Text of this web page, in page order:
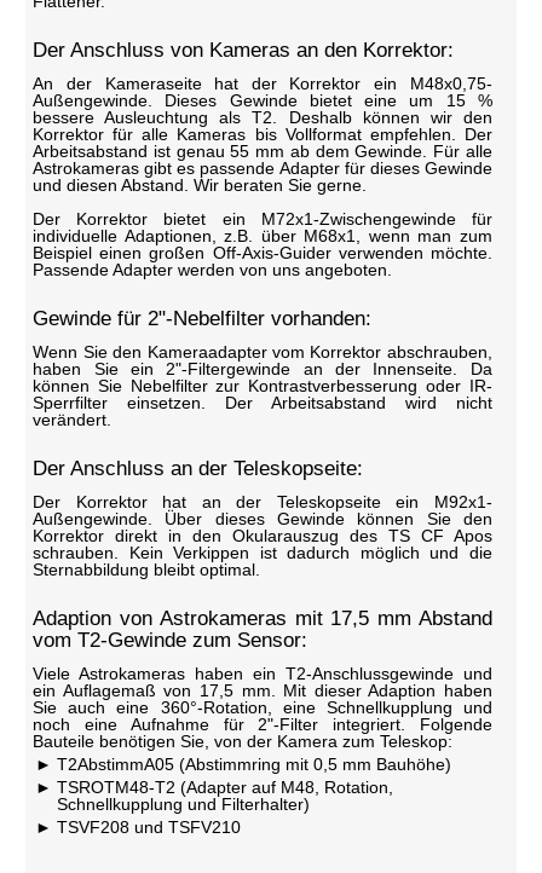
Der Anschluss von Kameras an den Korrektor:
An der Kameraseite hat der Korrektor ein M48x0,75-
Außengewinde. Dieses Gewinde bietet eine um 15 %
bessere Ausleuchtung als T2. Deshalb können wir den
Korrektor für alle Kameras bis Vollformat empfehlen. Der
Arbeitsabstand ist genau 55 mm ab dem Gewinde. Für alle
Astrokameras gibt es passende Adapter für dieses Gewinde
und diesen Abstand. Wir beraten Sie gerne.
Der Korrektor bietet ein M72x1-Zwischengewinde für
individuelle Adaptionen, z.B. über M68x1, wenn man zum
Beispiel einen großen Off-Axis-Guider verwenden möchte.
Passende Adapter werden von uns angeboten.
Gewinde für 2"-Nebelfilter vorhanden:
Wenn Sie den Kameraadapter vom Korrektor abschrauben,
haben Sie ein 2"-Filtergewinde an der Innenseite. Da
können Sie Nebelfilter zur Kontrastverbesserung oder IR-
Sperrfilter einsetzen. Der Arbeitsabstand wird nicht
verändert.
Der Anschluss an der Teleskopseite:
Der Korrektor hat an der Teleskopseite ein M92x1-
Außengewinde. Über dieses Gewinde können Sie den
Korrektor direkt in den Okularauszug des TS CF Apos
schrauben. Kein Verkippen ist dadurch möglich und die
Sternabbildung bleibt optimal.
Adaption von Astrokameras mit 17,5 mm Abstand
vom T2-Gewinde zum Sensor:
Viele Astrokameras haben ein T2-Anschlussgewinde und
ein Auflagemaß von 17,5 mm. Mit dieser Adaption haben
Sie auch eine 360°-Rotation, eine Schnellkupplung und
noch eine Aufnahme für 2"-Filter integriert. Folgende
Bauteile benötigen Sie, von der Kamera zum Teleskop:
T2AbstimmA05 (Abstimmring mit 0,5 mm Bauhöhe)
TSROTM48-T2 (Adapter auf M48, Rotation,
Schnellkupplung und Filterhalter)
TSVF208 und TSFV210